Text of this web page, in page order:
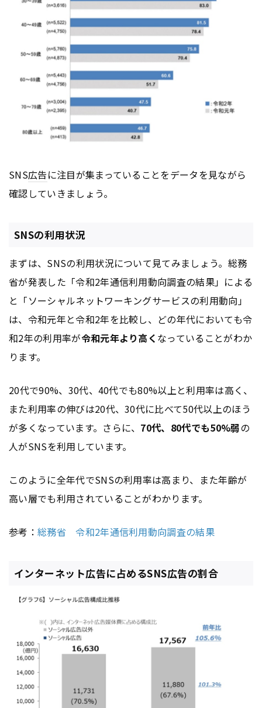
SNS広告に注目が集まっていることをデータを見ながら
確認していきましょう。
SNSの利用状況
まずは、SNSの利用状況について見てみましょう。総務
省が発表した「令和2年通信利用動向調査の結果」による
と「ソーシャルネットワーキングサービスの利用動向」
は、令和元年と令和2年を比較し、どの年代においても令
和2年の利用率が令和元年より高く なっていることがわか
ります。
20代で90%、30代、40代でも80%以上と利用率は高く、
また利用率の伸びは20代、30代に比べて50代以上のほう
が多くなっています。さらに、 70代、80代でも50%弱の
人がSNSを利用しています。
このように全年代でSNSの利用率は高まり、また年齢が
高い層でも利用されていることがわかります。
参考： 総務省 令和2年通信利用動向調査の結果
インターネット広告に占めるSNS広告の割合